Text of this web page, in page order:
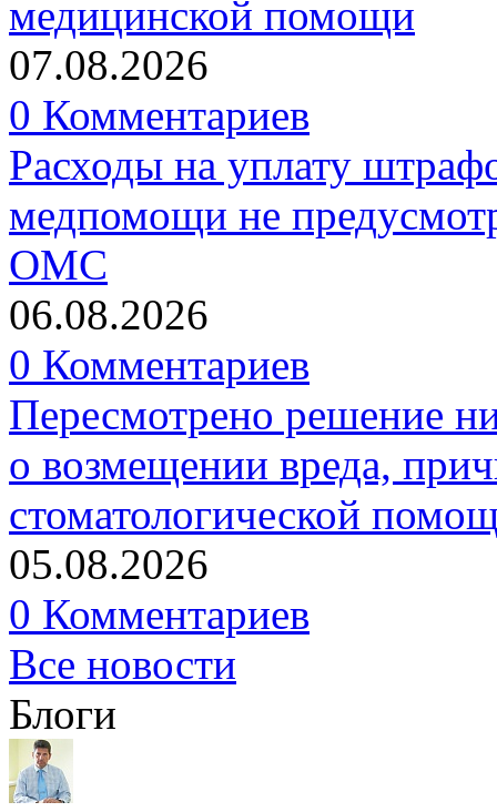
медицинской помощи
07.08.2026
0 Комментариев
Расходы на уплату
медпомощи не
ОМС
06.08.2026
0 Комментариев
Пересмотрено решение
о возмещении вреда,
стоматологической
05.08.2026
0 Комментариев
Все новости
Блоги